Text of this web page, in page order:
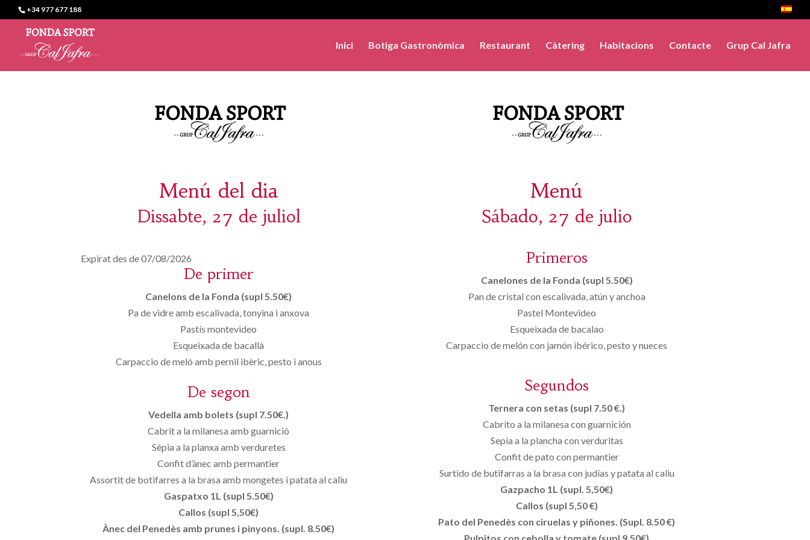
+34 977 677 188
Inici Botiga Gastronòmica Restaurant Càtering Habitacions Contacte Grup Cal Jafra
Menú del dia
Dissabte, 27 de juliol
Expirat des de 07/08/2026
De primer
Canelons de la Fonda (supl 5.50€)
Pa de vidre amb escalivada, tonyina i anxova
Pastís montevideo
Esqueixada de bacallà
Carpaccio de meló amb pernil ibèric, pesto i anous
De segon
Vedella amb bolets (supl 7.50€.)
Cabrit a la milanesa amb guarnició
Sèpia a la planxa amb verduretes
Confit d’ànec amb permantier
Assortit de botifarres a la brasa amb mongetes i patata al caliu
Gaspatxo 1L (supl 5.50€)
Callos (supl 5,50€)
Ànec del Penedès amb prunes i pinyons. (supl. 8.50€)
Menú
Sábado, 27 de julio
Primeros
Canelones de la Fonda (supl 5.50€)
Pan de cristal con escalivada, atún y anchoa
Pastel Montevideo
Esqueixada de bacalao
Carpaccio de melón con jamón ibérico, pesto y nueces
Segundos
Ternera con setas (supl 7.50 €.)
Cabrito a la milanesa con guarnición
Sepia a la plancha con verduritas
Confit de pato con permantier
Surtido de butifarras a la brasa con judías y patata al caliu
Gazpacho 1L (supl. 5,50€)
Callos (supl 5,50 €)
Pato del Penedès con ciruelas y piñones. (Supl. 8.50 €)